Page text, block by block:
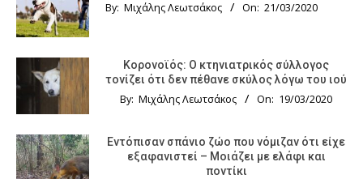
By: Μιχάλης Λεωτσάκος On: 21/03/2020
Κορονοϊός: Ο κτηνιατρικός σύλλογος
τονίζει ότι δεν πέθανε σκύλος λόγω του ιού
By: Μιχάλης Λεωτσάκος On: 19/03/2020
Εντόπισαν σπάνιο ζώο που νόμιζαν ότι είχε
εξαφανιστεί – Μοιάζει με ελάφι και
ποντίκι